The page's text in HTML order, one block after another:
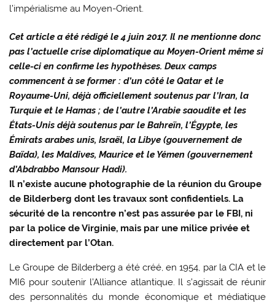
l’impérialisme au Moyen-Orient.
Cet article a été rédigé le 4 juin 2017. Il ne mentionne donc
pas l’actuelle crise diplomatique au Moyen-Orient même si
celle-ci en confirme les hypothèses. Deux camps
commencent à se former : d’un côté le Qatar et le
Royaume-Uni, déjà officiellement soutenus par l’Iran, la
Turquie et le Hamas ; de l’autre l’Arabie saoudite et les
États-Unis déjà soutenus par le Bahreïn, l’Égypte, les
Émirats arabes unis, Israël, la Libye (gouvernement de
Baïda), les Maldives, Maurice et le Yémen (gouvernement
d’Abdrabbo Mansour Hadi).
Il n’existe aucune photographie de la réunion du Groupe
de Bilderberg dont les travaux sont confidentiels. La
sécurité de la rencontre n’est pas assurée par le FBI, ni
par la police de Virginie, mais par une milice privée et
directement par l’Otan.
Le Groupe de Bilderberg a été créé, en 1954, par la CIA et le
MI6 pour soutenir l’Alliance atlantique. Il s’agissait de réunir
des personnalités du monde économique et médiatique